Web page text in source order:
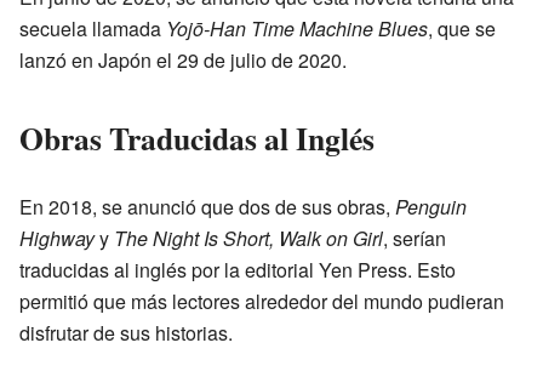
secuela llamada Yojō-Han Time Machine Blues, que se
lanzó en Japón el 29 de julio de 2020.
Obras Traducidas al Inglés
En 2018, se anunció que dos de sus obras, Penguin
Highwayy The Night Is Short, Walk on Girl, serían
traducidas al inglés por la editorial Yen Press. Esto
permitió que más lectores alrededor del mundo pudieran
disfrutar de sus historias.